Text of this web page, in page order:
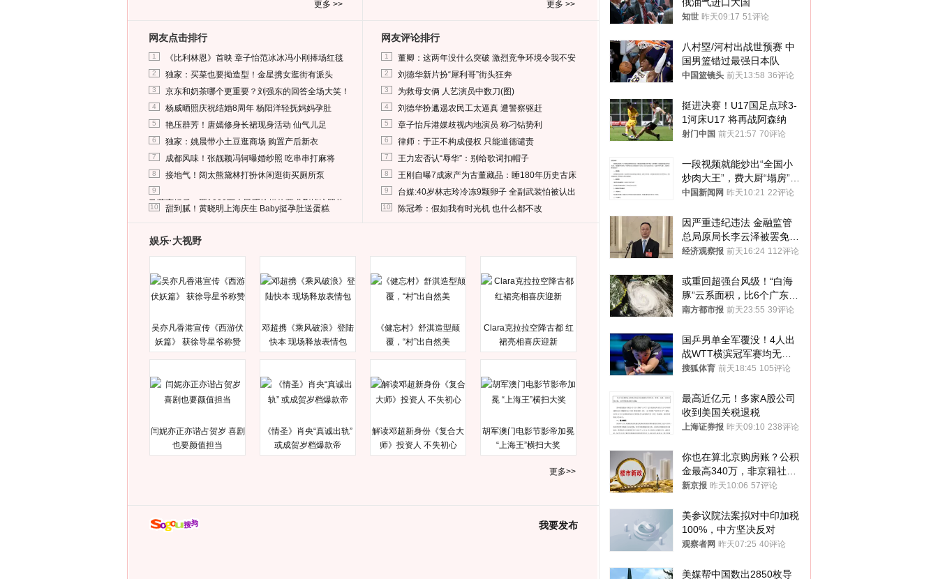
更多 >>
更多 >>
网友点击排行
1 《比利林恩》首映 章子怡范冰冰冯小刚捧场红毯
2 独家：买菜也要拗造型！金星携女逛街有派头
3 京东和奶茶哪个更重要？刘强东的回答全场大笑！
4 杨威晒照庆祝结婚8周年 杨阳洋轻抚妈妈孕肚
5 艳压群芳！唐嫣修身长裙现身活动 仙气儿足
6 独家：姚晨带小土豆逛商场 购置产后新衣
7 成都风味！张靓颖冯轲曝婚纱照 吃串串打麻将
8 接地气！阔太熊黛林打扮休闲逛街买厕所泵
9
马蓉离婚后，砸1000万人民币给媒体要求删掉这照片
10 甜到腻！黄晓明上海庆生 Baby挺孕肚送蛋糕
网友评论排行
1 董卿：这两年没什么突破 激烈竞争环境令我不安
2 刘德华新片扮“犀利哥”街头狂奔
3 为救母女俩 人艺演员中数刀(图)
4 刘德华扮邋遢农民工太逼真 遭警察驱赶
5 章子怡斥港媒歧视内地演员 称刁钻势利
6 律师：于正不构成侵权 只能道德谴责
7 王力宏否认“辱华”：别给歌词扣帽子
8 王刚自曝7成家产为古董藏品：睡180年历史古床
9 台媒:40岁林志玲冷冻9颗卵子 全副武装怕被认出
10 陈冠希：假如我有时光机 也什么都不改
娱乐·大视野
吴亦凡香港宣传《西游伏
妖篇》 获徐导星爷称赞
邓超携《乘风破浪》登陆
快本 现场释放表情包
《健忘村》舒淇造型颠
覆，“村”出自然美
Clara克拉拉空降古都 红
裙亮相喜庆迎新
闫妮亦正亦谐占贺岁 喜剧
也要颜值担当
《情圣》肖央“真诚出轨”
或成贺岁档爆款帝
解读邓超新身份《复合大
师》投资人 不失初心
胡军澳门电影节影帝加冕
“上海王”横扫大奖
更多>>
我要发布
知世 昨天09:17 51评论
八村塁/河村出战世预赛 中
国男篮错过最强日本队
中国篮镜头 前天13:58 36评论
挺进决赛！U17国足点球3-
1河床U17 将再战阿森纳
射门中国 前天21:57 70评论
一段视频就能炒出“全国小
炒肉大王”，费大厨“塌房”了
吗？
中国新闻网 昨天10:21 22评论
因严重违纪违法 金融监管
总局原局长李云泽被罢免全
国人大代表
经济观察报 前天16:24 112评论
或重回超强台风级！“白海
豚”云系面积，比6个广东还
大！深圳官方：注意这件事
南方都市报 前天23:55 39评论
国乒男单全军覆没！4人出
战WTT横滨冠军赛均无缘
八强
搜狐体育 前天18:45 105评论
最高近亿元！多家A股公司
收到美国关税退税
上海证券报 昨天09:10 238评论
你也在算北京购房账？公积
金最高340万，非京籍社保
1年
新京报 昨天10:06 57评论
美参议院法案拟对中印加税
100%，中方坚决反对
观察者网 昨天07:25 40评论
美媒帮中国数出2850枚导